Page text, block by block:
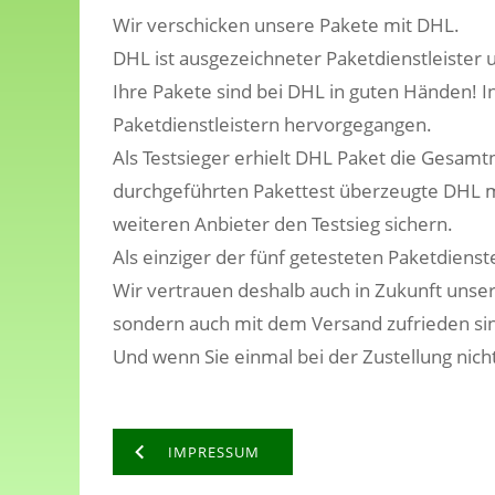
Wir verschicken unsere Pakete mit DHL.
DHL ist ausgezeichneter
Ihre Pakete sind bei DHL in guten Händen!
Paketdienstleistern hervorgegangen.
Als Testsieger erhielt DHL Paket die
durchgeführten Pakettest überzeugte DHL
weiteren Anbieter den Testsieg sichern.
Als einziger der fünf getesteten
Wir vertrauen deshalb auch in Zukunft
sondern auch mit dem Versand zufrieden
Und wenn Sie einmal bei der Zustellung
IMPRESSUM